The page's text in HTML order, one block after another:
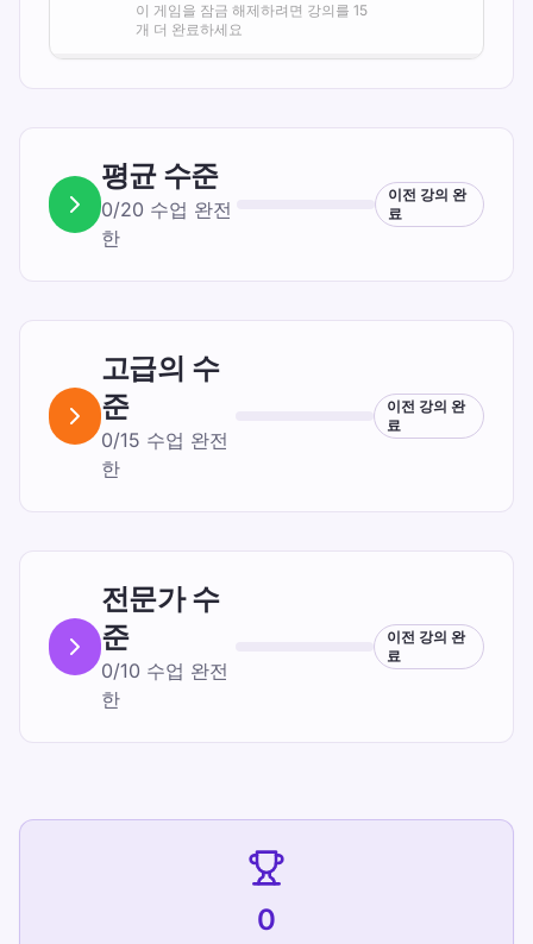
이 게임을 잠금 해제하려면 강의를 15
개 더 완료하세요
평균 수준
0/20 수업 완전
한
이전 강의 완
료
고급의 수
준
0/15 수업 완전
한
이전 강의 완
료
전문가 수
준
0/10 수업 완전
한
이전 강의 완
료
0